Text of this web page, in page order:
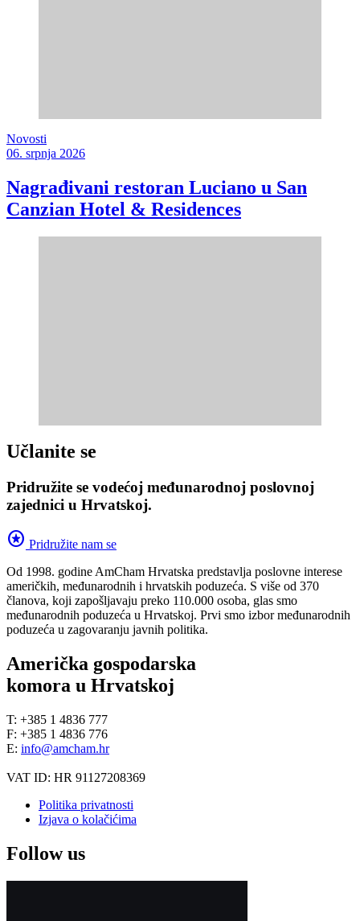
Novosti
06. srpnja 2026
Nagrađivani restoran Luciano u San
Canzian Hotel & Residences
Učlanite se
Pridružite se vodećoj međunarodnoj poslovnoj
zajednici u Hrvatskoj.
stars Pridružite nam se
Od 1998. godine AmCham Hrvatska predstavlja poslovne interese
američkih, međunarodnih i hrvatskih poduzeća. S više od 370
članova, koji zapošljavaju preko 110.000 osoba, glas smo
međunarodnih poduzeća u Hrvatskoj. Prvi smo izbor međunarodnih
poduzeća u zagovaranju javnih politika.
Američka gospodarska
komora u Hrvatskoj
T: +385 1 4836 777
F: +385 1 4836 776
E: info@amcham.hr
VAT ID: HR 91127208369
Politika privatnosti
Izjava o kolačićima
Follow us